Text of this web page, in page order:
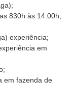
830h às 14:00h,
experiência;
em
em fazenda de